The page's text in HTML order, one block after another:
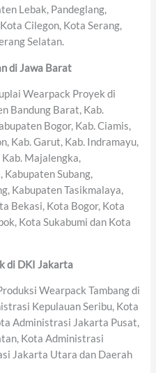
Lebak, Pandeglang,
Cilegon, Kota Serang,
Selatan.
di Jawa Barat
Wearpack Proyek di
Bandung Barat, Kab.
Bogor, Kab. Ciamis,
Kab. Garut, Kab. Indramayu,
Kab. Majalengka,
Kabupaten Subang,
Kabupaten Tasikmalaya,
Bekasi, Kota Bogor, Kota
Kota Sukabumi dan Kota
di DKI Jakarta
Wearpack Tambang di
Kepulauan Seribu, Kota
Administrasi Jakarta Pusat,
Kota Administrasi
Jakarta Utara dan Daerah